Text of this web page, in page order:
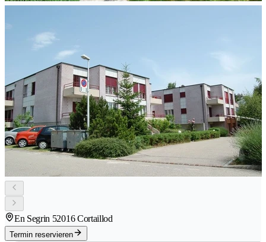
En Segrin 52016 Cortaillod
Termin reservieren